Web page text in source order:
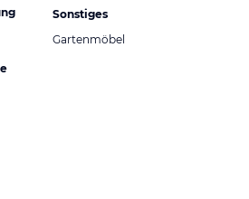
Sonstiges
Gartenmöbel